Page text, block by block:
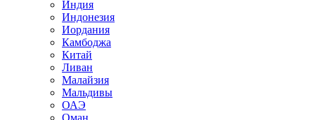
Индия
Индонезия
Иордания
Камбоджа
Китай
Ливан
Малайзия
Мальдивы
ОАЭ
Оман